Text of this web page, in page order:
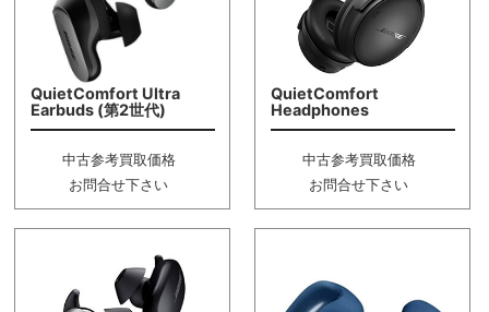
QuietComfort Ultra
Earbuds (第2世代)
中古参考買取価格
お問合せ下さい
QuietComfort
Headphones
中古参考買取価格
お問合せ下さい